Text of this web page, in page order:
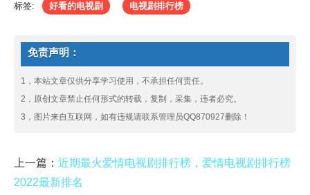
标签: 好看的电视剧 电视剧排行榜
免责声明：
1，本站文章仅供分享学习使用，不承担任何责任。
2，原创文章禁止任何形式的转载，复制，采集，违者必究。
3，图片来自互联网，如有违规请联系管理员QQ870927删除！
上一篇： 近期最火爱情电视剧排行榜，爱情电视剧排行榜
2022最新排名